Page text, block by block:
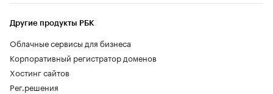
Другие продукты РБК
Облачные сервисы для бизнеса
Корпоративный регистратор доменов
Хостинг сайтов
Рег.решения